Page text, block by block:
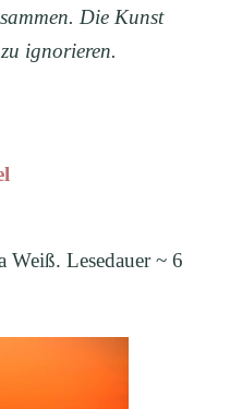
Die Kunst
ignorieren.
Weiß. Lesedauer ~ 6